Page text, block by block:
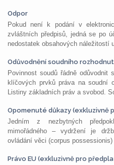
Odpor
Pokud není k podání v
zvláštních předpisů, jedná se po
nedostatek obsahových náležitostí
Odůvodnění soudního
Povinnost soudů řádně odůvodnit
klíčových prvků práva na soudní
Listiny základních práv a svobod.
Opomenuté důkazy (exkluzivně
Jedním z nezbytných
mimořádného – vydržení je
ovládání věci (corpus
Právo EU (exkluzivně pro